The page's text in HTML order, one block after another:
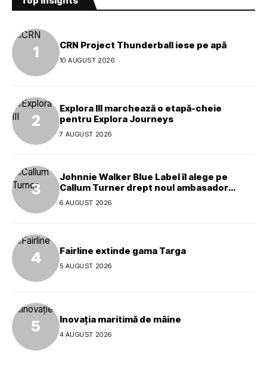
CRN Project Thunderball iese pe apă
10 AUGUST 2026
Explora III marchează o etapă-cheie
pentru Explora Journeys
7 AUGUST 2026
Johnnie Walker Blue Label îl alege pe
Callum Turner drept noul ambasador
global al mărcii
6 AUGUST 2026
Fairline extinde gama Targa
5 AUGUST 2026
Inovația maritimă de mâine
4 AUGUST 2026